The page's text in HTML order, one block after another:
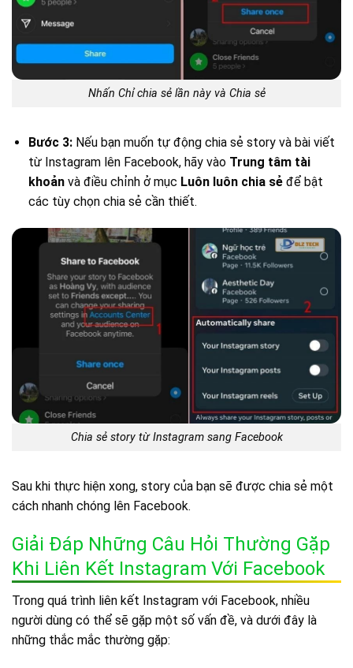
Nhấn Chỉ chia sẻ lần này và Chia sẻ
Bước 3:Nếu bạn muốn tự động chia sẻ story và bài viết
từ Instagram lên Facebook, hãy vào Trung tâm tài
khoảnvà điều chỉnh ở mục Luôn luôn chia sẻđể bật
các tùy chọn chia sẻ cần thiết.
Chia sẻ story từ Instagram sang Facebook
Sau khi thực hiện xong, story của bạn sẽ được chia sẻ một
cách nhanh chóng lên Facebook.
Giải Đáp Những Câu Hỏi Thường Gặp
Khi Liên Kết Instagram Với Facebook
Trong quá trình liên kết Instagram với Facebook, nhiều
người dùng có thể sẽ gặp một số vấn đề, và dưới đây là
những thắc mắc thường gặp: